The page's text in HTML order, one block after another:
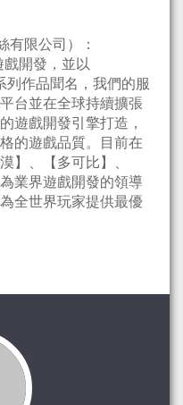
有限公司）：
戲開發，並以
列作品聞名，我們的服
台並在全球持續擴張
遊戲開發引擎打造，
的遊戲品質。目前在
】、【多可比】、
業界遊戲開發的領導
全世界玩家提供最優